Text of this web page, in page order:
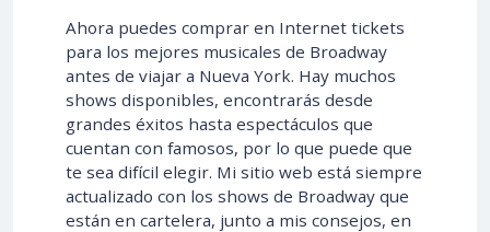
Ahora puedes comprar en Internet tickets
para los mejores musicales de Broadway
antes de viajar a Nueva York. Hay muchos
shows disponibles, encontrarás desde
grandes éxitos hasta espectáculos que
cuentan con famosos, por lo que puede que
te sea difícil elegir. Mi sitio web está siempre
actualizado con los shows de Broadway que
están en cartelera, junto a mis consejos, en